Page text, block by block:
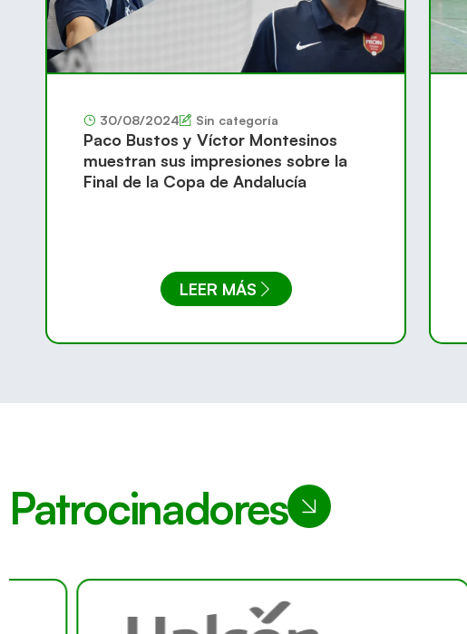
30/08/2024 Sin categoría
Paco Bustos y Víctor Montesinos
muestran sus impresiones sobre la
Final de la Copa de Andalucía
LEER MÁS
Patrocinadores